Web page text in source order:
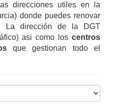
direcciones utiles en la
donde puedes renovar
La dirección de la DGT
asi como los centros
que gestionan todo el